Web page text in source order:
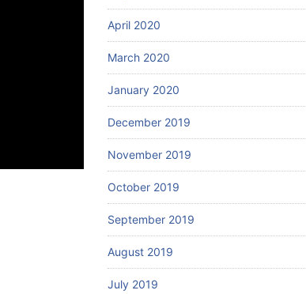
April 2020
March 2020
January 2020
December 2019
November 2019
October 2019
September 2019
August 2019
July 2019